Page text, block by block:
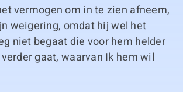
vermogen om in te zien afneem,
weigering, omdat hij wel het
niet begaat die voor hem helder
gaat, waarvan Ik hem wil